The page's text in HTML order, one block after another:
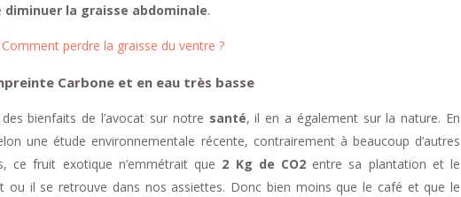
diminuer la graisse abdominale.
Comment perdre la graisse du ventre ?
Carbone et en eau très basse
bienfaits de l’avocat sur notre santé, il en a également sur la nature. En
une étude environnementale récente, contrairement à beaucoup d’autres
ce fruit exotique n’emmétrait que 2 Kg de CO2entre sa plantation et le
ou il se retrouve dans nos assiettes. Donc bien moins que le café et que le